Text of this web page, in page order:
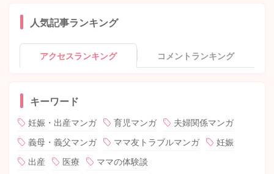
人気記事ランキング
アクセスランキング コメントランキング
キーワード
妊娠・出産マンガ 育児マンガ
夫婦関係マンガ
義母・義父マンガ
ママ友トラブルマンガ
妊娠
出産
医療 ママの体験談